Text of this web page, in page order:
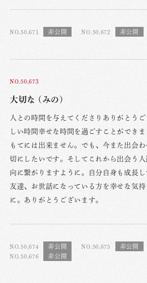
NO.50,671 NO.50,672
NO.50,673
大切な (みの)
人との時間を与えてくださりありがとう
しい時間幸せな時間を過ごすことができ
もてには出来ません。でも、今また出会
切にしたいです。そしてこれから出会う
向に繋がりますように。自分自身も成長し
友達、お世話になっている方を幸せな気持
に。ありがとうございます。
NO.50,674
NO.50,675
NO.50,676